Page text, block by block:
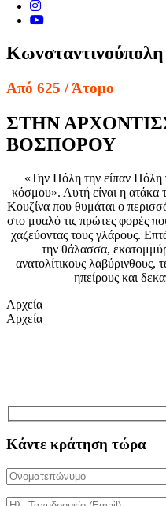
Από 625 / Άτομο
ΣΤΗΝ
ΒΟΣΠΟΡΟΥ
«Την Πόλη την είπαν Πόλη
κόσμου». Αυτή είναι η ατάκα
Κουζίνα που θυμάται ο
στο μυαλό τις πρώτες φορές
χαζεύοντας τους γλάρους.
την θάλασσα,
ανατολίτικους
ηπείρους και
Αρχεία
Αρχεία
Κάντε κράτηση τώρα